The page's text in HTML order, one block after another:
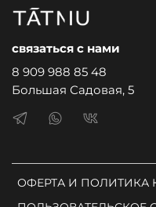
ОФЕРТА И
связаться с нами
8 909 988 85 48
Большая Садовая, 5